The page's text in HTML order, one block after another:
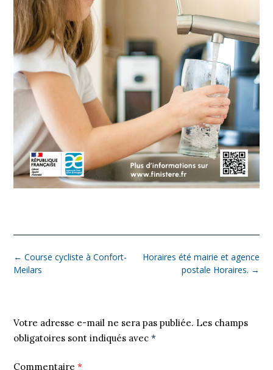
Horaires été mairie et agence
postale Horaires. →
← Course cycliste à Confort-
Meilars
Votre adresse e-mail ne sera pas publiée. Les champs
obligatoires sont indiqués avec *
Commentaire *